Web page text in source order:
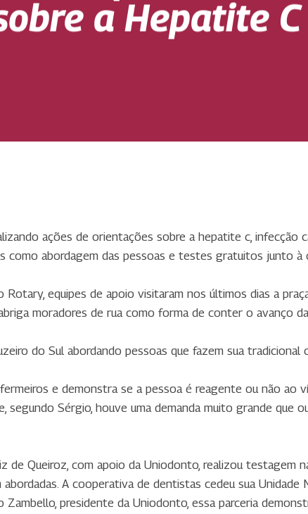
a Hepatite C
ações de orientações sobre a hepatite c, infecção
como abordagem das pessoas e testes gratuitos junto à
Rotary, equipes de apoio visitaram nos últimos dias a
moradores de rua como forma de conter o avanço
do Sul abordando pessoas que fazem sua tradicional
e demonstra se a pessoa é reagente ou não ao
segundo Sérgio, houve uma demanda muito grande
de Queiroz, com apoio da Uniodonto, realizou testagem
A cooperativa de dentistas cedeu sua
presidente da Uniodonto, essa parceria